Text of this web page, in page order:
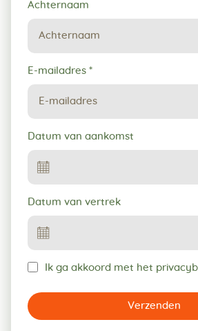
Achternaam
E-mailadres *
Datum van aankomst
Datum van vertrek
Ik ga akkoord met het
Verzenden